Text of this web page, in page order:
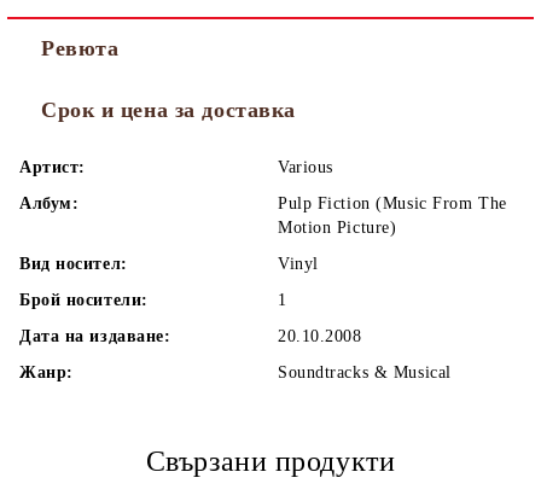
Ревюта
Срок и цена за доставка
Артист:
Various
Албум:
Pulp Fiction (Music From The
Motion Picture)
Вид носител:
Vinyl
Брой носители:
1
Дата на издаване:
20.10.2008
Жанр:
Soundtracks & Musical
Свързани продукти